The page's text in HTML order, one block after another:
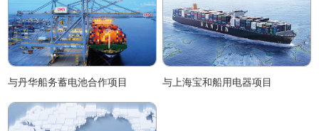
与丹华船务蓄电池合作项目 与上海宝和船用电器项目